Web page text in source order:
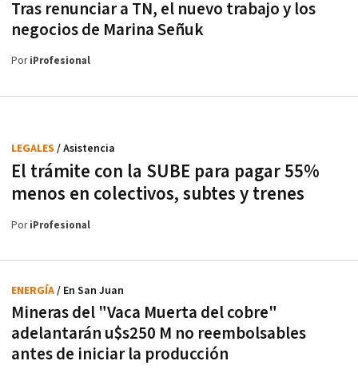
Tras renunciar a TN, el nuevo trabajo y los
negocios de Marina Señuk
PoriProfesional
El trámite con la SUBE para pagar 55%
menos en colectivos, subtes y trenes
LEGALES / Asistencia
PoriProfesional
Mineras del "Vaca Muerta del cobre"
adelantarán u$s250 M no reembolsables
antes de iniciar la producción
ENERGÍA/ En San Juan